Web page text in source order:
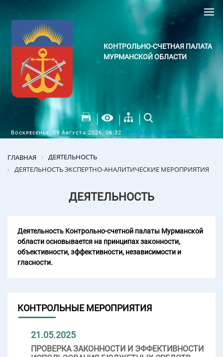
КОНТРОЛЬНО-СЧЕТНАЯ ПАЛАТА
МУРМАНСКОЙ ОБЛАСТИ
Воскресенье, 09 Августа 2026, 06:32 Погода в Мурманске
ГЛАВНАЯ
ДЕЯТЕЛЬНОСТЬ
ДЕЯТЕЛЬНОСТЬ ЭКСПЕРТНО-АНАЛИТИЧЕСКИЕ МЕРОПРИЯТИЯ
ДЕЯТЕЛЬНОСТЬ
Деятельность Контрольно-счетной палаты Мурманской
области основывается на принципах законности,
объективности, эффективности, независимости и
гласности.
КОНТРОЛЬНЫЕ МЕРОПРИЯТИЯ
21.05.2025
ПРОВЕРКА ЗАКОННОСТИ И ЭФФЕКТИВНОСТИ